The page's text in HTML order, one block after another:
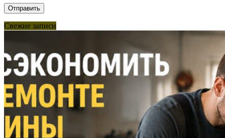
Свежие записи